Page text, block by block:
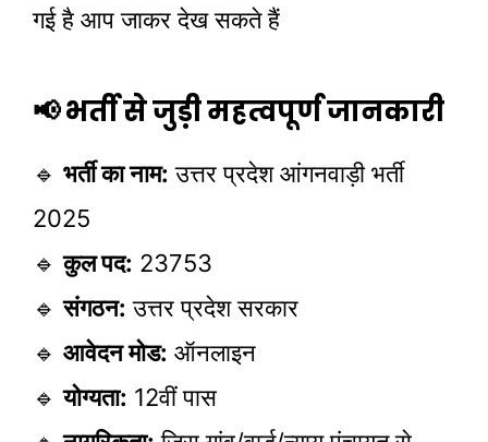
गई है आप जाकर देख सकते हैं
📢 भर्ती से जुड़ी महत्वपूर्ण जानकारी
🔹 भर्ती का नाम: उत्तर प्रदेश आंगनवाड़ी भर्ती
2025
🔹कुल पद: 23753
🔹संगठन: उत्तर प्रदेश सरकार
🔹 आवेदन मोड: ऑनलाइन
🔹योग्यता: 12वीं पास